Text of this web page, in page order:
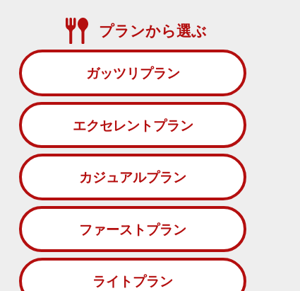
プランから選ぶ
ガッツリプラン
エクセレントプラン
カジュアルプラン
ファーストプラン
ライトプラン